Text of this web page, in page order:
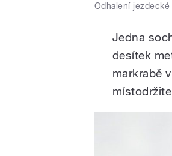
Odhalení
Jedna
desítek
markrabě